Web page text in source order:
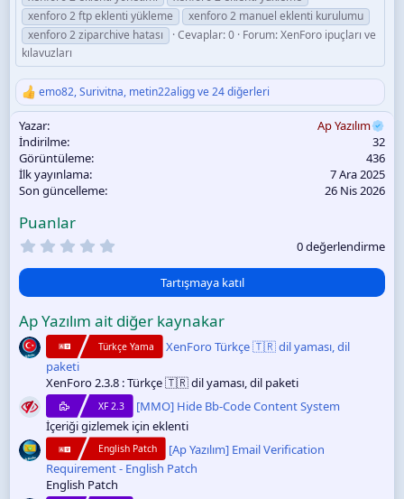
xenforo 2 ftp eklenti yükleme
xenforo 2 manuel eklenti kurulumu
xenforo 2 ziparchive hatası
Cevaplar: 0 Forum:XenForo ipuçları ve
kılavuzları
T
e
p
k
i
l
e
r
emo82,Surivitna, metin22aliggve 24 diğerleri
Yazar
Ap Yazılım
İndirilme
32
Görüntüleme
436
İlk yayınlama
7 Ara 2025
Son güncelleme
26 Nis 2026
Puanlar
0
y
l
d
ı
0 değerlendirme
Tartışmaya katıl
Ap Yazılım ait diğer kaynakar
Türkçe Yama
XenForo Türkçe 🇹🇷 dil yaması, dil
paketi
XenForo 2.3.8 : Türkçe 🇹🇷 dil yaması, dil paketi
XF 2.3
[MMO] Hide Bb-Code Content System
İçeriği gizlemek için eklenti
English Patch
[Ap Yazılım] Email Verification
Requirement - English Patch
English Patch